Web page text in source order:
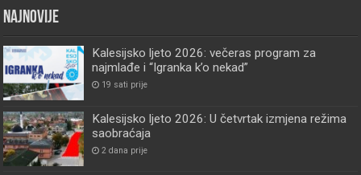
Najnovije
Kalesijsko ljeto 2026: večeras program za
najmlađe i “Igranka k’o nekad”
19 sati prije
Kalesijsko ljeto 2026: U četvrtak izmjena režima
saobraćaja
2 dana prije